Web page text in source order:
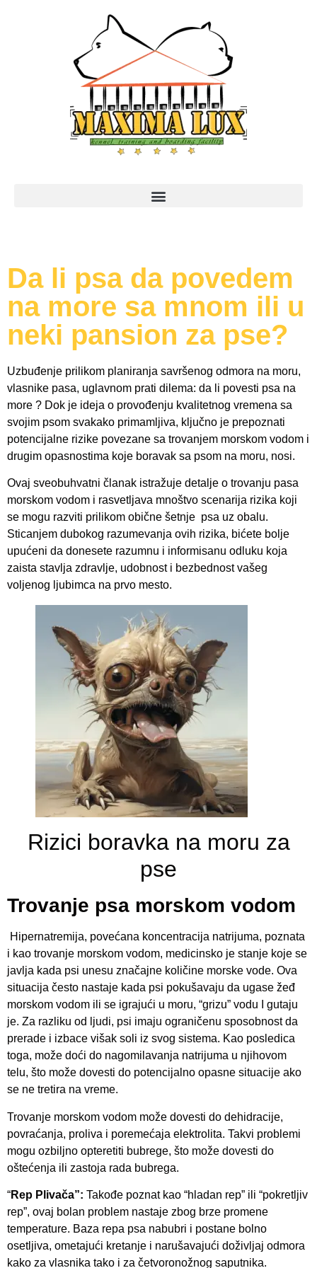
Da li psa da povedem
na more sa mnom ili u
neki pansion za pse?
Uzbuđenje prilikom planiranja savršenog odmora na moru,
vlasnike pasa, uglavnom prati dilema: da li povesti psa na
more ? Dok je ideja o provođenju kvalitetnog vremena sa
svojim psom svakako primamljiva, ključno je prepoznati
potencijalne rizike povezane sa trovanjem morskom vodom i
drugim opasnostima koje boravak sa psom na moru, nosi.
Ovaj sveobuhvatni članak istražuje detalje o trovanju pasa
morskom vodom i rasvetljava mnoštvo scenarija rizika koji
se mogu razviti prilikom obične šetnje psa uz obalu.
Sticanjem dubokog razumevanja ovih rizika, bićete bolje
upućeni da donesete razumnu i informisanu odluku koja
zaista stavlja zdravlje, udobnost i bezbednost vašeg
voljenog ljubimca na prvo mesto.
Rizici boravka na moru za
pse
Trovanje psa morskom vodom
Hipernatremija, povećana koncentracija natrijuma, poznata
i kao trovanje morskom vodom, medicinsko je stanje koje se
javlja kada psi unesu značajne količine morske vode. Ova
situacija često nastaje kada psi pokušavaju da ugase žeđ
morskom vodom ili se igrajući u moru, “grizu” vodu I gutaju
je. Za razliku od ljudi, psi imaju ograničenu sposobnost da
prerade i izbace višak soli iz svog sistema. Kao posledica
toga, može doći do nagomilavanja natrijuma u njihovom
telu, što može dovesti do potencijalno opasne situacije ako
se ne tretira na vreme.
Trovanje morskom vodom može dovesti do dehidracije,
povraćanja, proliva i poremećaja elektrolita. Takvi problemi
mogu ozbiljno opteretiti bubrege, što može dovesti do
oštećenja ili zastoja rada bubrega.
“Rep Plivača”: Takođe poznat kao “hladan rep” ili “pokretljiv
rep”, ovaj bolan problem nastaje zbog brze promene
temperature. Baza repa psa nabubri i postane bolno
osetljiva, ometajući kretanje i narušavajući doživljaj odmora
kako za vlasnika tako i za četvoronožnog saputnika.